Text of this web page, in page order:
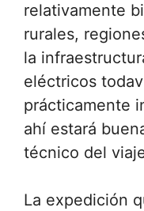
relativamente
rurales,
la
eléctricos
prácticamente
ahí estará
técnico del
La expedición